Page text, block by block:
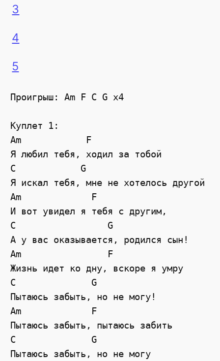
3
4
5
Проигрыш: Am F C G x4
Куплет 1:
Am            F
Я любил тебя, ходил за тобой
C            G
Я искал тебя, мне не хотелось другой
Am             F
И вот увидел я тебя с другим,
C                 G
А у вас оказывается, родился сын!
Am                F
Жизнь идет ко дну, вскоре я умру
C              G
Пытаюсь забыть, но не могу!
Am             F
Пытаюсь забыть, пытаюсь забить
C              G
Пытаюсь забыть, но не могу